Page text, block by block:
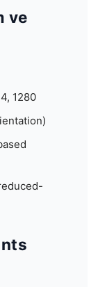
ve
1280